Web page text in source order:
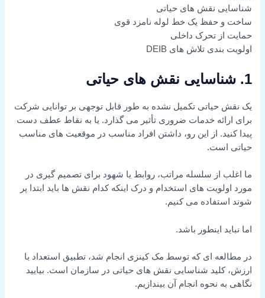
شناسایی نقش های حیاتی
ساخت و حفظ یک خط لوله نامزد قوی
حمایت از تحرک داخلی
اولویت بندی تلاش های DEIB
1. شناسایی نقش های حیاتی
یک نقش حیاتی تکمیل نشده به طور قابل توجهی بر توانایی شرکت
برای ارائه خدمات ضروری تأثیر می گذارد. یا به نقاط عطف دست
پیدا کنید. از این رو، داشتن افراد مناسب در موقعیت های مناسب
حیاتی است.
ما اغلب از سلسله مراتب، روابط یا شهود برای تصمیم گیری در
مورد اولویت های استخدام و درک اینکه کدام نقش ها باید ابتدا پر
شوند استفاده می کنیم.
اما نباید اینطور باشد.
در مطالعه ای که توسط مک کینزی انجام شد، تطبیق استعداد با
ارزش، کلید شناسایی نقش های حیاتی در سازمان است. بیایید
نگاهی به نحوه انجام آن بیندازیم.